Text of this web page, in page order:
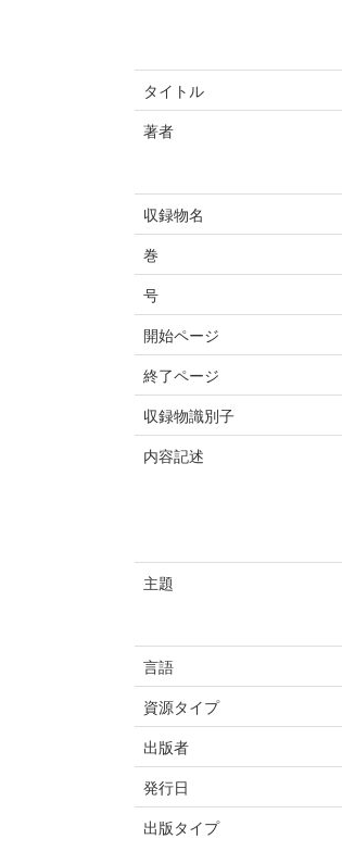
タイトル
著者
収録物名
巻
号
開始ページ
終了ページ
収録物識別子
内容記述
主題
言語
資源タイプ
出版者
発行日
出版タイプ